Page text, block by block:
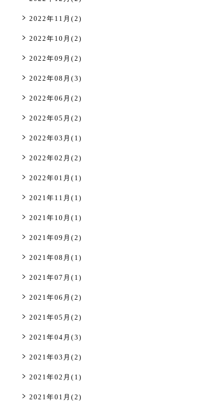
2022年11月(2)
2022年10月(2)
2022年09月(2)
2022年08月(3)
2022年06月(2)
2022年05月(2)
2022年03月(1)
2022年02月(2)
2022年01月(1)
2021年11月(1)
2021年10月(1)
2021年09月(2)
2021年08月(1)
2021年07月(1)
2021年06月(2)
2021年05月(2)
2021年04月(3)
2021年03月(2)
2021年02月(1)
2021年01月(2)